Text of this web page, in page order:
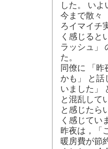
した。 い
今まで散々
ろイマイチ
く感じると
ラッシュ」
た。
同僚に 「
かも」 と話
いました」
と混乱して
と感じたら
く感じてい
昨夜は，「
暖房費が節